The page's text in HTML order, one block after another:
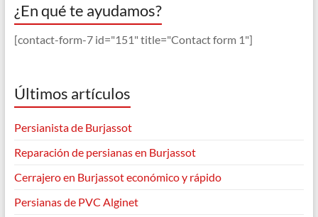
¿En qué te ayudamos?
[contact-form-7 id="151" title="Contact form 1"]
Últimos artículos
Persianista de Burjassot
Reparación de persianas en Burjassot
Cerrajero en Burjassot económico y rápido
Persianas de PVC Alginet